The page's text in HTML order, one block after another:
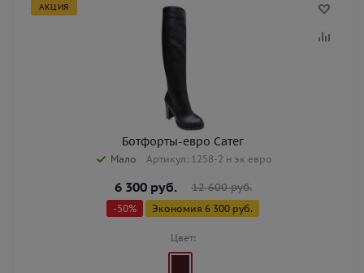
АКЦИЯ
Ботфорты-евро Сатег
Мало Артикул: 1258-2 н эк евро
6 300руб. 12 600руб.
-50% Экономия 6 300 руб.
Цвет: